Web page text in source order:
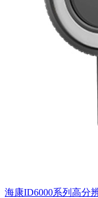
海康ID6000系列高分